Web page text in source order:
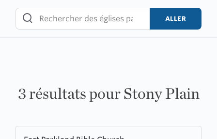
content
ALLER
3 résultats pour Stony Plain